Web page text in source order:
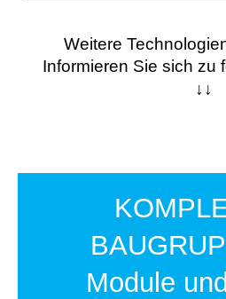
Weitere
Informieren Sie sich zu
↓↓
Module